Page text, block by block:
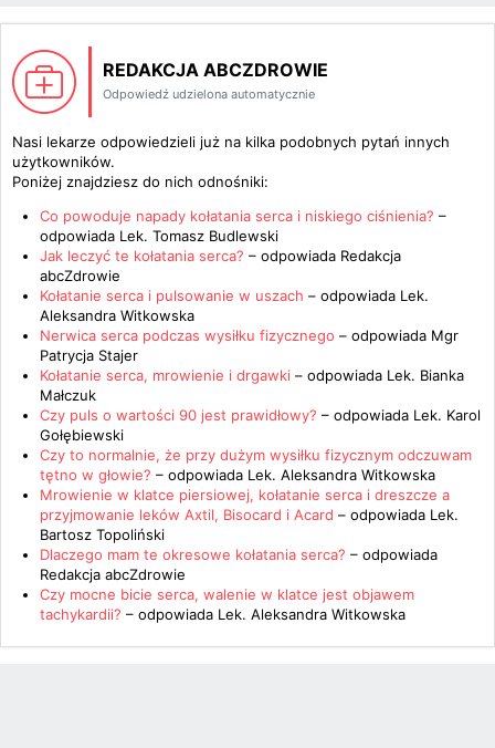
REDAKCJA ABCZDROWIE
Odpowiedź udzielona automatycznie
Nasi lekarze odpowiedzieli już na kilka podobnych pytań innych
użytkowników.
Poniżej znajdziesz do nich odnośniki:
Co powoduje napady kołatania serca i niskiego ciśnienia? –
odpowiada Lek. Tomasz Budlewski
Jak leczyć te kołatania serca? – odpowiada Redakcja
abcZdrowie
Kołatanie serca i pulsowanie w uszach – odpowiada Lek.
Aleksandra Witkowska
Nerwica serca podczas wysiłku fizycznego – odpowiada Mgr
Patrycja Stajer
Kołatanie serca, mrowienie i drgawki – odpowiada Lek. Bianka
Małczuk
Czy puls o wartości 90 jest prawidłowy? – odpowiada Lek. Karol
Gołębiewski
Czy to normalnie, że przy dużym wysiłku fizycznym odczuwam
tętno w głowie? – odpowiada Lek. Aleksandra Witkowska
Mrowienie w klatce piersiowej, kołatanie serca i dreszcze a
przyjmowanie leków Axtil, Bisocard i Acard – odpowiada Lek.
Bartosz Topoliński
Dlaczego mam te okresowe kołatania serca? – odpowiada
Redakcja abcZdrowie
Czy mocne bicie serca, walenie w klatce jest objawem
tachykardii? – odpowiada Lek. Aleksandra Witkowska